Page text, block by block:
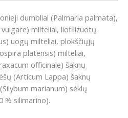
dumbliai (Palmaria palmata),
milteliai, liofilizuotų
uogų milteliai, plokščiųjų
platensis) milteliai,
officinale) šaknų
(Articum Lappa) šaknų
marianum) sėklų
% silimarino).